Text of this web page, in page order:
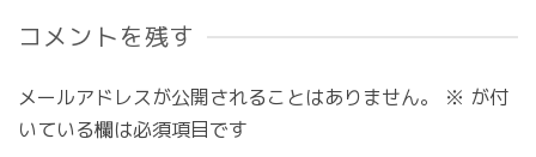
コメントを残す
メールアドレスが公開されることはありません。 ※ が付
いている欄は必須項目です